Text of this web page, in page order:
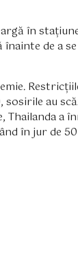
în
de a
au
Thailanda a
în jur de